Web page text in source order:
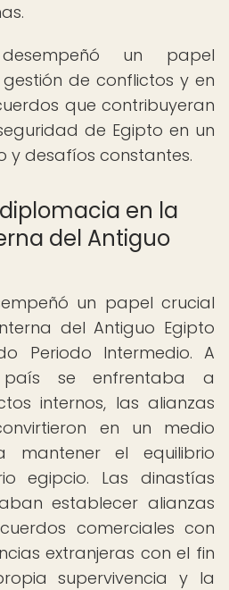
un papel
de conflictos y en
que contribuyeran
de Egipto en un
y desafíos constantes.
en la
del Antiguo
un papel crucial
del Antiguo Egipto
Periodo Intermedio. A
se enfrentaba a
internos, las alianzas
en un medio
mantener el equilibrio
egipcio. Las dinastías
establecer alianzas
comerciales con
extranjeras con el fin
supervivencia y la